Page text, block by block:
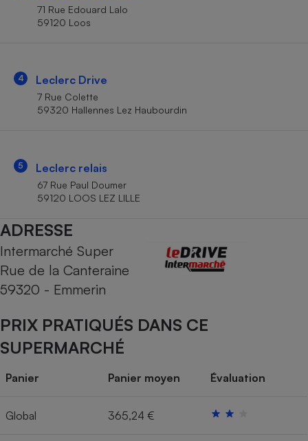
71 Rue Edouard Lalo
59120 Loos
4 Leclerc Drive
7 Rue Colette
59320 Hallennes Lez Haubourdin
5 Leclerc relais
67 Rue Paul Doumer
59120 LOOS LEZ LILLE
ADRESSE
Intermarché Super
Rue de la Canteraine
59320 - Emmerin
PRIX PRATIQUÉS DANS CE
SUPERMARCHÉ
Panier Panier moyen Évaluation
Global 365,24 €
Cafetière à expressos